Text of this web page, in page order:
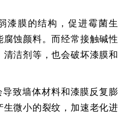
漆膜的结构，促进霉菌生
蚀颜料。而经常接触碱性
洁剂等，也会破坏漆膜和
致墙体材料和漆膜反复膨
生微小的裂纹，加速老化进